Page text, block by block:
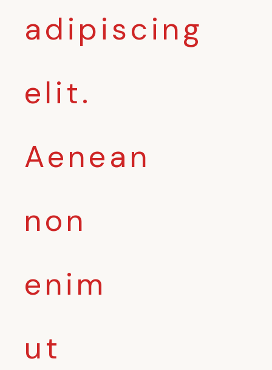
adipiscing
elit.
Aenean
non
enim
ut